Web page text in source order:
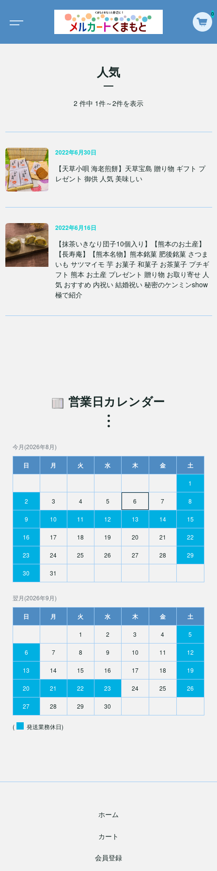
0
人気
2 件中 1件～2件を表示
2022年6月30日
【天草小唄 海老煎餅】天草宝島 贈り物 ギフト プ
レゼント 御供 人気 美味しい
2022年6月16日
【抹茶いきなり団子10個入り】【熊本のお土産】
【長寿庵】【熊本名物】熊本銘菓 肥後銘菓 さつま
いも サツマイモ 芋 お菓子 和菓子 お茶菓子 プチギ
フト 熊本 お土産 プレゼント 贈り物 お取り寄せ 人
気 おすすめ 内祝い 結婚祝い 秘密のケンミンshow
極で紹介
営業日カレンダー
今月(2026年8月)
日 月 火 水 木 金 土
1
2 3 4 5 6 7 8
9 10 11 12 13 14 15
16 17 18 19 20 21 22
23 24 25 26 27 28 29
30 31
翌月(2026年9月)
日 月 火 水 木 金 土
1 2 3 4 5
6 7 8 9 10 11 12
13 14 15 16 17 18 19
20 21 22 23 24 25 26
27 28 29 30
( 発送業務休日)
ホーム
カート
会員登録